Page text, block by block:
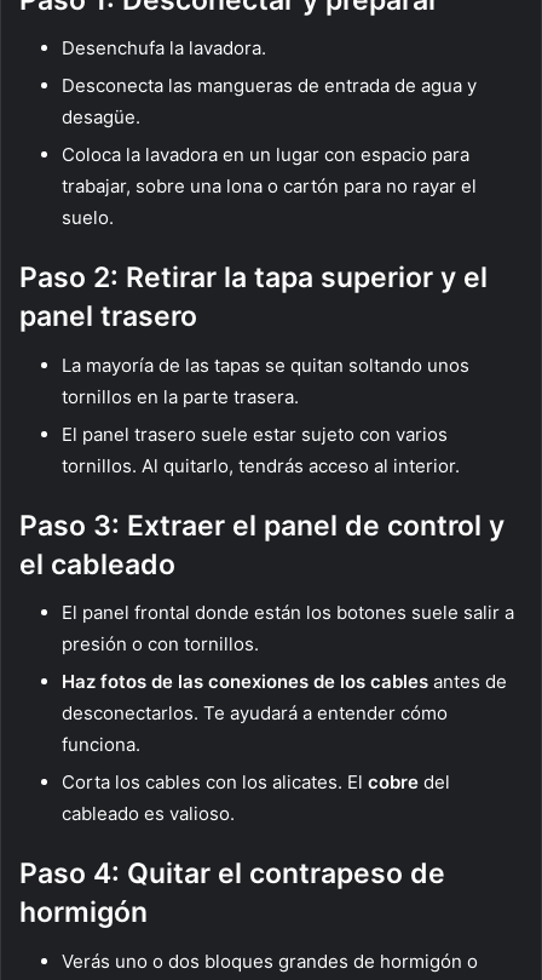
Desenchufa la lavadora.
Desconecta las mangueras de entrada de agua y
desagüe.
Coloca la lavadora en un lugar con espacio para
trabajar, sobre una lona o cartón para no rayar el
suelo.
Paso 2: Retirar la tapa superior y el
panel trasero
La mayoría de las tapas se quitan soltando unos
tornillos en la parte trasera.
El panel trasero suele estar sujeto con varios
tornillos. Al quitarlo, tendrás acceso al interior.
Paso 3: Extraer el panel de control y
el cableado
El panel frontal donde están los botones suele salir a
presión o con tornillos.
Haz fotos de las conexiones de los cables antes de
desconectarlos. Te ayudará a entender cómo
funciona.
Corta los cables con los alicates. El cobre del
cableado es valioso.
Paso 4: Quitar el contrapeso de
hormigón
Verás uno o dos bloques grandes de hormigón o